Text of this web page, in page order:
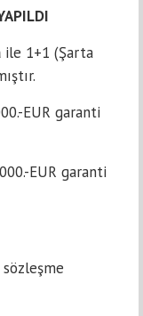
ile 1+1 (Şarta
EUR garanti
EUR garanti